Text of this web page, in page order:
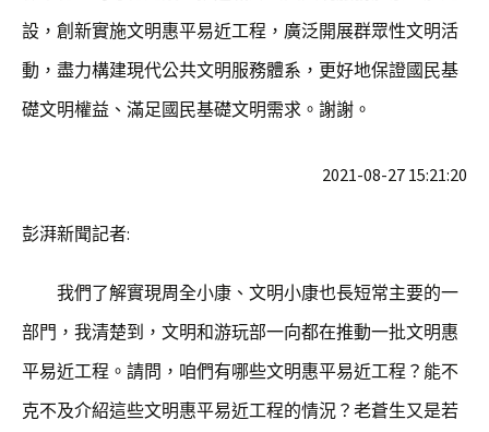
設，創新實施文明惠平易近工程，廣泛開展群眾性文明活
動，盡力構建現代公共文明服務體系，更好地保證國民基
礎文明權益、滿足國民基礎文明需求。謝謝。
2021-08-27 15:21:20
彭湃新聞記者:
我們了解實現周全小康、文明小康也長短常主要的一
部門，我清楚到，文明和游玩部一向都在推動一批文明惠
平易近工程。請問，咱們有哪些文明惠平易近工程？能不
克不及介紹這些文明惠平易近工程的情況？老蒼生又是若